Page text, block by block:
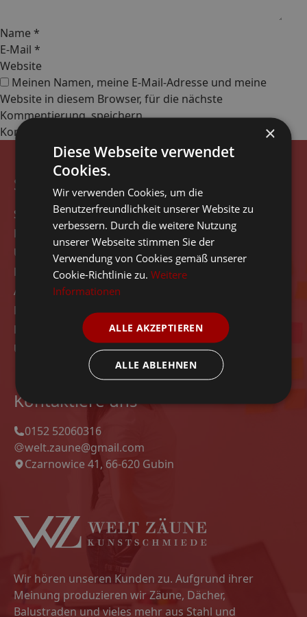
Name *
E-Mail *
Website
Meinen Namen, meine E-Mail-Adresse und meine
Website in diesem Browser, für die nächste
Kommentierung, speichern.
Seitennavigation
Start
Rezensionen
Über das Unternehmen
Kontakt
Angebot
Modelle
Datenschutz-Bestimmungen
Unsere Projekte
Kontaktiere uns
0152 52060316
welt.zaune@gmail.com
Czarnowice 41, 66-620 Gubin
Wir hören unseren Kunden zu. Aufgrund ihrer
Meinung produzieren wir Zäune, Dächer,
Balustraden und vieles mehr aus Stahl und
×
Diese Webseite verwendet
Cookies.
Wir verwenden Cookies, um die
Benutzerfreundlichkeit unserer Website zu
verbessern. Durch die weitere Nutzung
unserer Webseite stimmen Sie der
Verwendung von Cookies gemäß unserer
Cookie-Richtlinie zu.Weitere
Informationen
ALLE AKZEPTIEREN
ALLE ABLEHNEN